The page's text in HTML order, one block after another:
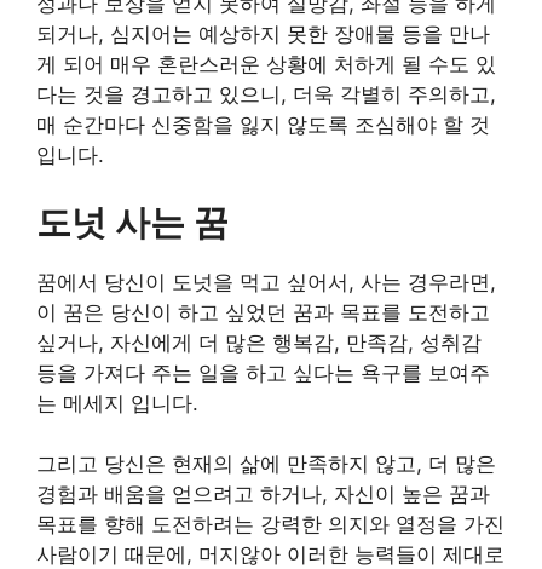
되거나, 심지어는 예상하지 못한 장애물 등을 만나
게 되어 매우 혼란스러운 상황에 처하게 될 수도 있
다는 것을 경고하고 있으니, 더욱 각별히 주의하고,
매 순간마다 신중함을 잃지 않도록 조심해야 할 것
입니다.
도넛 사는 꿈
꿈에서 당신이 도넛을 먹고 싶어서, 사는 경우라면,
이 꿈은 당신이 하고 싶었던 꿈과 목표를 도전하고
싶거나, 자신에게 더 많은 행복감, 만족감, 성취감
등을 가져다 주는 일을 하고 싶다는 욕구를 보여주
는 메세지 입니다.
그리고 당신은 현재의 삶에 만족하지 않고, 더 많은
경험과 배움을 얻으려고 하거나, 자신이 높은 꿈과
목표를 향해 도전하려는 강력한 의지와 열정을 가진
사람이기 때문에, 머지않아 이러한 능력들이 제대로